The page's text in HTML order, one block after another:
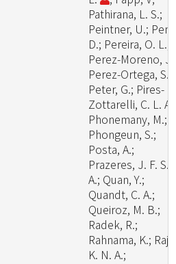
Pathirana, L. S.;
Peintner, U.;
D.; Pereira, O. L.;
Perez-Moreno,
Perez-Ortega, S.;
Peter, G.; Pires-
Zottarelli, C. L. A.;
Phonemany, M.;
Phongeun, S.;
Posta, A.;
Prazeres, J. F. S.
A.; Quan, Y.;
Quandt, C. A.;
Queiroz, M. B.;
Radek, R.;
Rahnama, K.; Raj,
K. N. A.;